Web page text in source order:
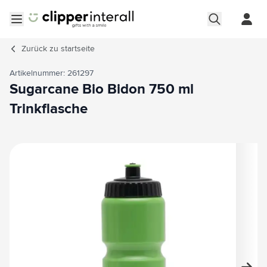
Zurück zu startseite
Artikelnummer: 261297
Sugarcane Bio Bidon 750 ml
Trinkflasche